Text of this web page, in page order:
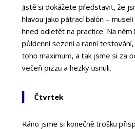
Jistě si dokážete představit, že
hlavou jako pátrací balón –
hned odletět na practice. Na
půldenní sezení a ranní
toho maximum, a tak jsme si za
večeři pizzu a hezky usnuli.
Čtvrtek
Ráno jsme si konečně trošku